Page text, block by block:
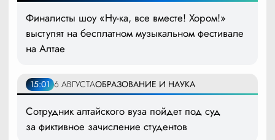
Финалисты шоу «Ну-ка, все вместе! Хором!»
выступят на бесплатном музыкальном фестивале
на Алтае
15:01 6 АВГУСТАОБРАЗОВАНИЕ И НАУКА
Сотрудник алтайского вуза пойдет под суд
за фиктивное зачисление студентов